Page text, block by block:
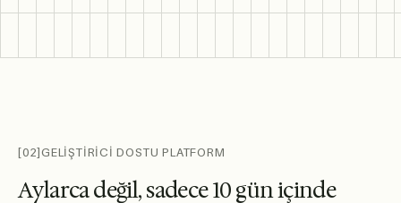
[02]GELİŞTİRİCİ DOSTU PLATFORM
Aylarcadeğil,sadece10güniçinde